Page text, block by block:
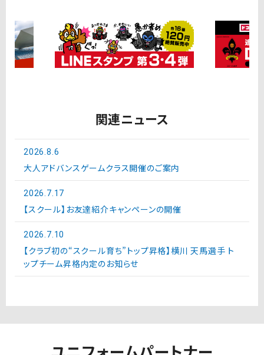
関連ニュース
2026.8.6
大人アドバンスゲームクラス開催のご案内
2026.7.17
【スクール】お友達紹介キャンペーンの開催
2026.7.10
【クラブ初の“スクール育ち”トップ昇格】横川 天馬選手 ト
ップチーム昇格内定のお知らせ